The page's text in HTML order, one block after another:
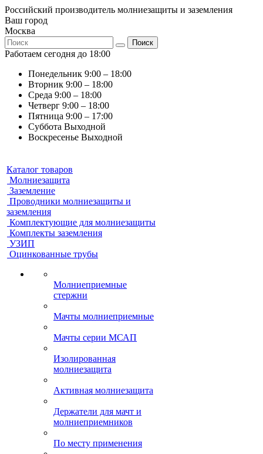
Российский производитель молниезащиты и заземления
Ваш город
Москва
Поиск
Работаем сегодня до 18:00
Понедельник 9:00 – 18:00
Вторник 9:00 – 18:00
Среда 9:00 – 18:00
Четверг 9:00 – 18:00
Пятница 9:00 – 17:00
Суббота Выходной
Воскресенье Выходной
Каталог товаров
Молниезащита
Заземление
Проводники молниезащиты и
заземления
Комплектующие для молниезащиты
Комплекты заземления
УЗИП
Оцинкованные трубы
Молниеприемные
стержни
Мачты молниеприемные
Мачты серии МСАП
Изолированная
молниезащита
Активная молниезащита
Держатели для мачт и
молниеприемников
По месту применения